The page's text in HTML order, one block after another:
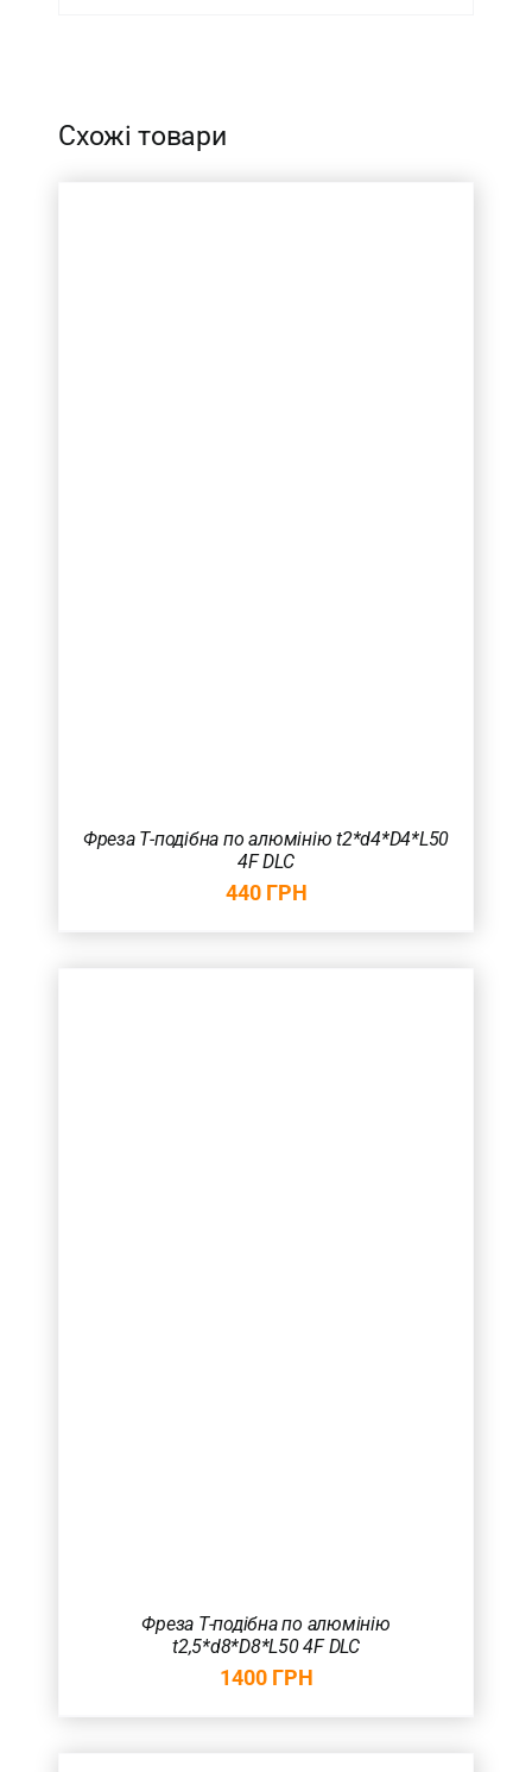
Схожі товари
Фреза Т-подібна по алюмінію t2*d4*D4*L50
4F DLC
440 ГРН
Фреза Т-подібна по алюмінію
t2,5*d8*D8*L50 4F DLC
1400 ГРН